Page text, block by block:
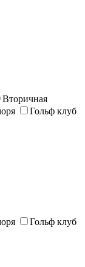
Вторичная
Гольф клуб
Гольф клуб